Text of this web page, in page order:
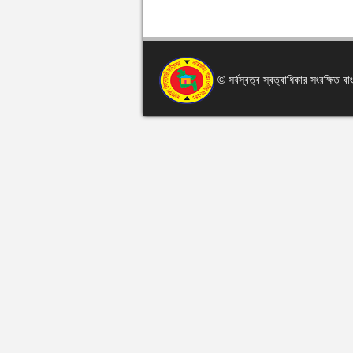
© সর্বস্বত্ব স্বত্বাধিকার সংরক্ষিত